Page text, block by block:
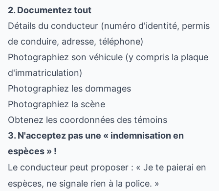
2. Documentez tout
Détails du conducteur (numéro d'identité, permis
de conduire, adresse, téléphone)
Photographiez son véhicule (y compris la plaque
d'immatriculation)
Photographiez les dommages
Photographiez la scène
Obtenez les coordonnées des témoins
3. N'acceptez pas une « indemnisation en
espèces » !
Le conducteur peut proposer : « Je te paierai en
espèces, ne signale rien à la police. »